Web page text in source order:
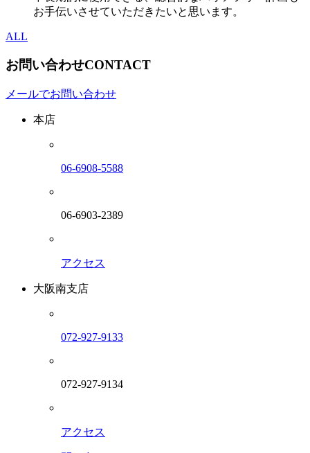
お手伝いさせていただきたいと思います。
ALL
お問い合わせCONTACT
メールでお問い合わせ
本店
06-6908-5588
06-6903-2389
アクセス
大阪南支店
072-927-9133
072-927-9134
アクセス